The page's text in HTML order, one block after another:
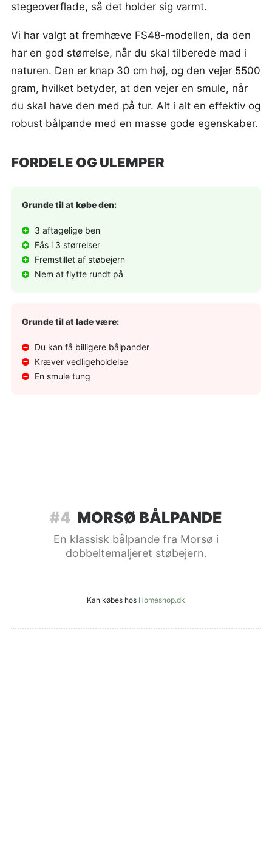
stegeoverflade, så det holder sig varmt.
Vi har valgt at fremhæve FS48-modellen, da den
har en god størrelse, når du skal tilberede mad i
naturen. Den er knap 30 cm høj, og den vejer 5500
gram, hvilket betyder, at den vejer en smule, når
du skal have den med på tur. Alt i alt en effektiv og
robust bålpande med en masse gode egenskaber.
FORDELE OG ULEMPER
Grunde til at købe den:
3 aftagelige ben
Fås i 3 størrelser
Fremstillet af støbejern
Nem at flytte rundt på
Grunde til at lade være:
Du kan få billigere bålpander
Kræver vedligeholdelse
En smule tung
#4 MORSØ BÅLPANDE
En klassisk bålpande fra Morsø i
dobbeltemaljeret støbejern.
Kan købes hos Homeshop.dk